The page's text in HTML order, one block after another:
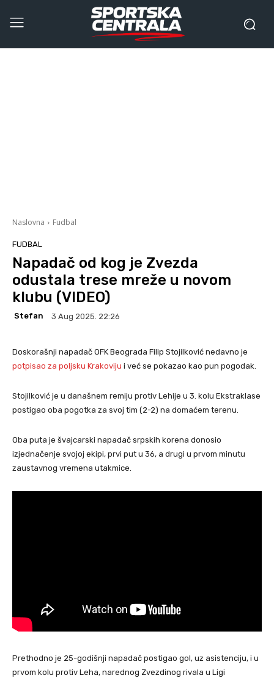
Naslovna Fudbal
FUDBAL
Napadač od kog je Zvezda
odustala trese mreže u novom
klubu (VIDEO)
Stefan 3 Aug 2025. 22:26
Doskorašnji napadač OFK Beograda Filip Stojilković nedavno je
potpisao za poljsku Krakoviju i već se pokazao kao pun pogodak.
Stojilković je u današnem remiju protiv Lehije u 3. kolu Ekstraklase
postigao oba pogotka za svoj tim (2-2) na domaćem terenu.
Oba puta je švajcarski napadač srpskih korena donosio
izjednačenje svojoj ekipi, prvi put u 36, a drugi u prvom minutu
zaustavnog vremena utakmice.
Prethodno je 25-godišnji napadač postigao gol, uz asistenciju, i u
prvom kolu protiv Leha, narednog Zvezdinog rivala u Ligi